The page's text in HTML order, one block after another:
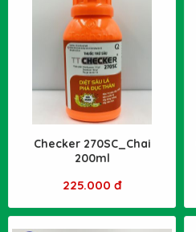
Checker 270SC_Chai
200ml
225.000 đ